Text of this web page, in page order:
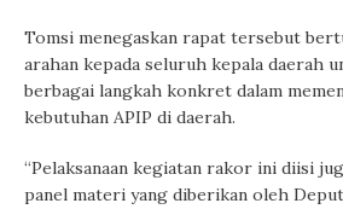
Tomsi menegaskan rapat tersebut
arahan kepada seluruh kepala daerah
berbagai langkah konkret dalam
kebutuhan APIP di daerah.
“Pelaksanaan kegiatan rakor ini diisi
panel materi yang diberikan oleh